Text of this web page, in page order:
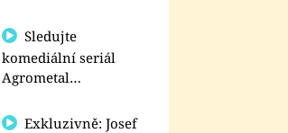
Sledujte
komediální seriál
Agrometal
prima+
Exkluzivně: Josef